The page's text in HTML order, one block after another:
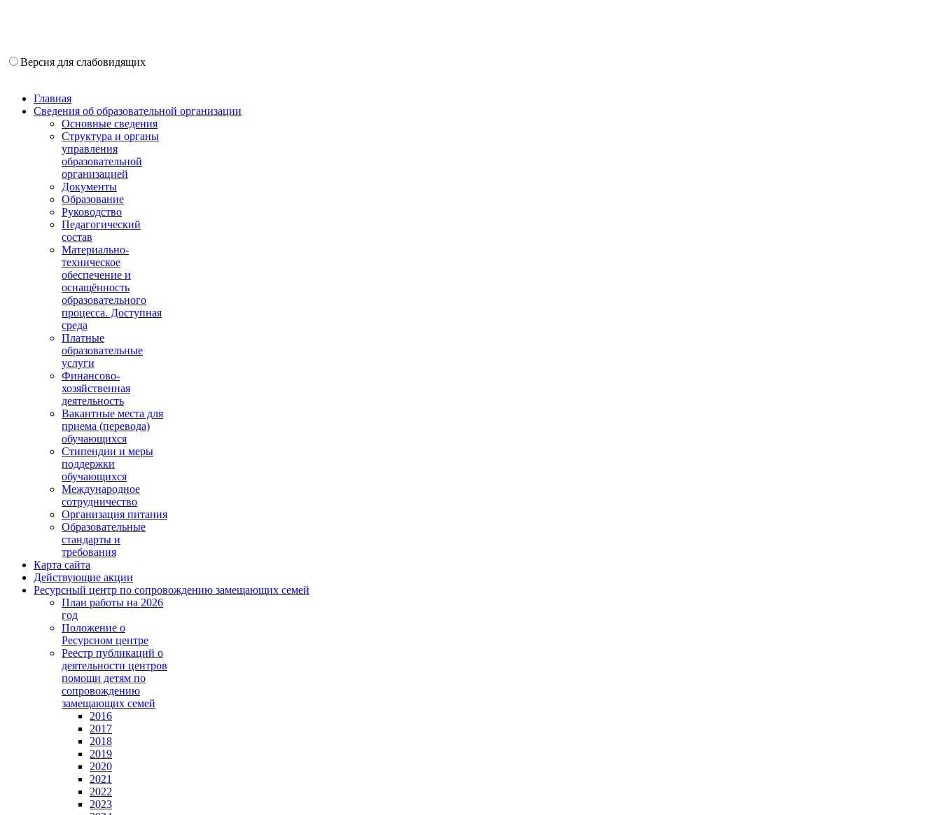
Версия для слабовидящих
Главная
Сведения об образовательной организации
Основные сведения
Структура и органы
управления
образовательной
организацией
Документы
Образование
Руководство
Педагогический
состав
Материально-
техническое
обеспечение и
оснащённость
образовательного
процесса. Доступная
среда
Платные
образовательные
услуги
Финансово-
хозяйственная
деятельность
Вакантные места для
приема (перевода)
обучающихся
Стипендии и меры
поддержки
обучающихся
Международное
сотрудничество
Организация питания
Образовательные
стандарты и
требования
Карта сайта
Действующие акции
Ресурсный центр по сопровождению замещающих семей
План работы на 2026
год
Положение о
Ресурсном центре
Реестр публикаций о
деятельности центров
помощи детям по
сопровождению
замещающих семей
2016
2017
2018
2019
2020
2021
2022
2023